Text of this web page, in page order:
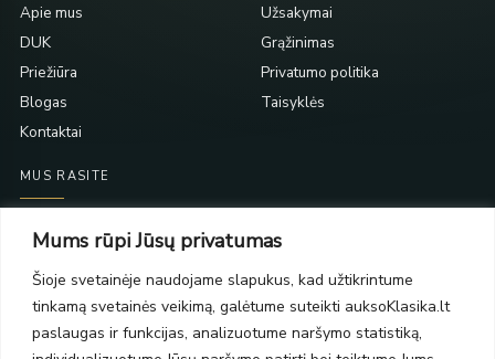
Mums rūpi Jūsų privatumas
Šioje svetainėje naudojame slapukus, kad užtikrintume
tinkamą svetainės veikimą, galėtume suteikti auksoKlasika.lt
paslaugas ir funkcijas, analizuotume naršymo statistiką,
Apie mus
DUK
Priežiūra
Blogas
Kontaktai
Užsakymai
Grąžinimas
Privatumo politika
Taisyklės
MUS RASITE
Taikos pr. 139
PC Molas, Klaipėda
Taikos pr. 141
PC BIG 2, Klaipėda
Šilutės pl. 35
PC Banginis, Klaipėda